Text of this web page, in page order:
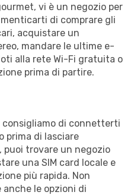
vi è un negozio per
di comprare gli
acquistare un
mandare le ultime e-
alla rete Wi-Fi gratuita o
prima di partire.
consigliamo di connetterti
prima di lasciare
puoi trovare un negozio
una SIM card locale e
più rapida. Non
le opzioni di